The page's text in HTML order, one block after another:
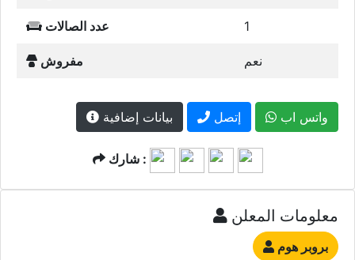
عدد الصالات 1
مفروش نعم
بيانات إضافية إتصل واتس اب
شارك :
معلومات المعلن
بروبر هوم